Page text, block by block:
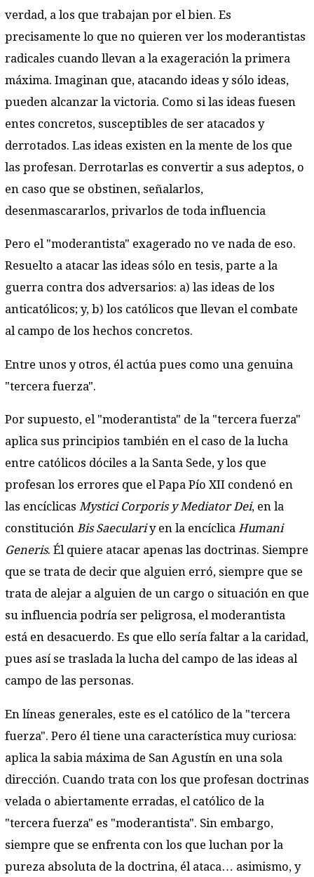
verdad, a los que trabajan por el bien. Es
precisamente lo que no quieren ver los moderantistas
radicales cuando llevan a la exageración la primera
máxima. Imaginan que, atacando ideas y sólo ideas,
pueden alcanzar la victoria. Como si las ideas fuesen
entes concretos, susceptibles de ser atacados y
derrotados. Las ideas existen en la mente de los que
las profesan. Derrotarlas es convertir a sus adeptos, o
en caso que se obstinen, señalarlos,
desenmascararlos, privarlos de toda influencia
Pero el "moderantista" exagerado no ve nada de eso.
Resuelto a atacar las ideas sólo en tesis, parte a la
guerra contra dos adversarios: a) las ideas de los
anticatólicos; y, b) los católicos que llevan el combate
al campo de los hechos concretos.
Entre unos y otros, él actúa pues como una genuina
"tercera fuerza".
Por supuesto, el "moderantista" de la "tercera fuerza"
aplica sus principios también en el caso de la lucha
entre católicos dóciles a la Santa Sede, y los que
profesan los errores que el Papa Pío XII condenó en
las encíclicas Mystici Corporis y Mediator Dei, en la
constitución Bis Saeculariy en la encíclica Humani
Generis. Él quiere atacar apenas las doctrinas. Siempre
que se trata de decir que alguien erró, siempre que se
trata de alejar a alguien de un cargo o situación en que
su influencia podría ser peligrosa, el moderantista
está en desacuerdo. Es que ello sería faltar a la caridad,
pues así se traslada la lucha del campo de las ideas al
campo de las personas.
En líneas generales, este es el católico de la "tercera
fuerza". Pero él tiene una característica muy curiosa:
aplica la sabia máxima de San Agustín en una sola
dirección. Cuando trata con los que profesan doctrinas
velada o abiertamente erradas, el católico de la
"tercera fuerza" es "moderantista". Sin embargo,
siempre que se enfrenta con los que luchan por la
pureza absoluta de la doctrina, él ataca… asimismo, y